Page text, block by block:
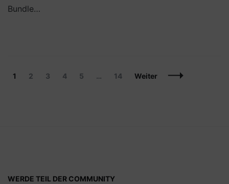
Bundle…
Beitragsnavigation
Seite
1 Seite
2 Seite
3 Seite
4 Seite
5 … Seite
14 Weiter
WERDE TEIL DER COMMUNITY